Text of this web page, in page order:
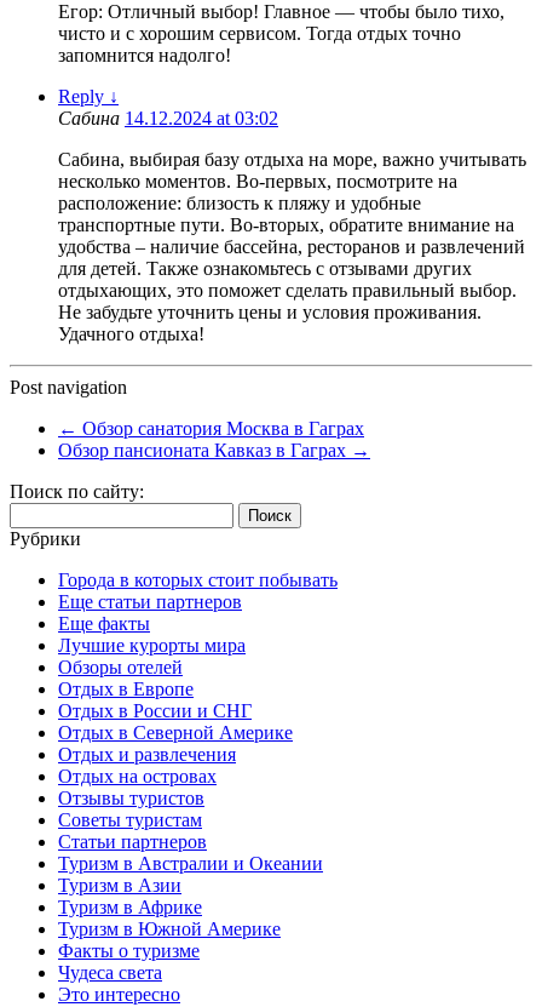
Егор: Отличный выбор! Главное — чтобы было тихо,
чисто и с хорошим сервисом. Тогда отдых точно
запомнится надолго!
Reply ↓
Сабина 14.12.2024 at 03:02
Сабина, выбирая базу отдыха на море, важно учитывать
несколько моментов. Во-первых, посмотрите на
расположение: близость к пляжу и удобные
транспортные пути. Во-вторых, обратите внимание на
удобства – наличие бассейна, ресторанов и развлечений
для детей. Также ознакомьтесь с отзывами других
отдыхающих, это поможет сделать правильный выбор.
Не забудьте уточнить цены и условия проживания.
Удачного отдыха!
Post navigation
← Обзор санатория Москва в Гаграх
Обзор пансионата Кавказ в Гаграх →
Поиск по сайту:
Рубрики
Города в которых стоит побывать
Еще статьи партнеров
Еще факты
Лучшие курорты мира
Обзоры отелей
Отдых в Европе
Отдых в России и СНГ
Отдых в Северной Америке
Отдых и развлечения
Отдых на островах
Отзывы туристов
Советы туристам
Статьи партнеров
Туризм в Австралии и Океании
Туризм в Азии
Туризм в Африке
Туризм в Южной Америке
Факты о туризме
Чудеса света
Это интересно